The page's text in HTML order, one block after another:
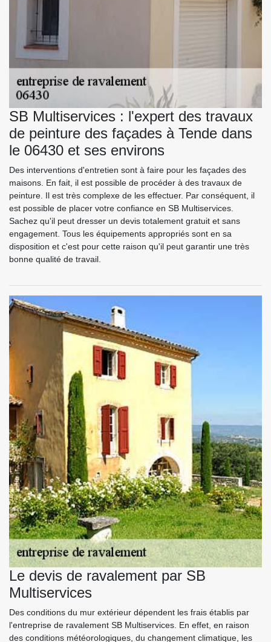
SB Multiservices : l'expert des travaux
de peinture des façades à Tende dans
le 06430 et ses environs
Des interventions d'entretien sont à faire pour les façades des
maisons. En fait, il est possible de procéder à des travaux de
peinture. Il est très complexe de les effectuer. Par conséquent, il
est possible de placer votre confiance en SB Multiservices.
Sachez qu'il peut dresser un devis totalement gratuit et sans
engagement. Tous les équipements appropriés sont en sa
disposition et c'est pour cette raison qu'il peut garantir une très
bonne qualité de travail.
Le devis de ravalement par SB
Multiservices
Des conditions du mur extérieur dépendent les frais établis par
l'entreprise de ravalement SB Multiservices. En effet, en raison
des conditions météorologiques, du changement climatique, les